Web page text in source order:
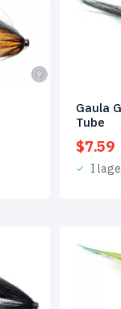
Gaula
Tube
$7.59
I